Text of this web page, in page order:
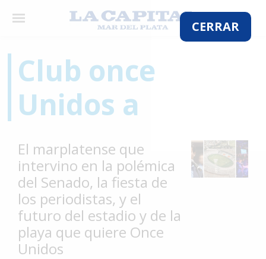
CERRAR
×
La
Zona
Cultura
Tecnología
Gastronomía
Club once
Unidos a
El marplatense que
intervino en la polémica
del Senado, la fiesta de
los periodistas, y el
futuro del estadio y de la
playa que quiere Once
Unidos